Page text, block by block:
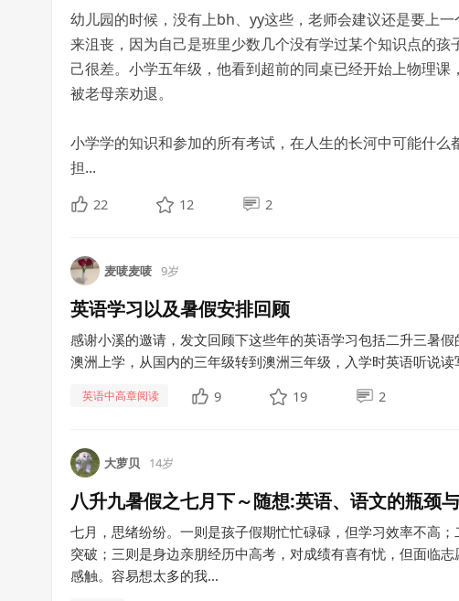
幼儿园的时候，没有上bh、yy这些，老师会建议还是要上
来沮丧，因为自己是班里少数几个没有学过某个知识点的
己很差。小学五年级，他看到超前的同桌已经开始上物理
被老母亲劝退。
小学学的知识和参加的所有考试，在人生的长河中可能什
担...
22 12 2
麦唛麦唛 9岁
英语学习以及暑假安排回顾
感谢小溪的邀请，发文回顾下这些年的英语学习包括二升三暑
澳洲上学，从国内的三年级转到澳洲三年级，入学时英语听说
英语中高章阅读 9 19 2
大萝贝 14岁
八升九暑假之七月下～随想:英语、语文的瓶颈
七月，思绪纷纷。一则是孩子假期忙忙碌碌，但学习效率不高
突破；三则是身边亲朋经历中高考，对成绩有喜有忧，但面临
感触。容易想太多的我...